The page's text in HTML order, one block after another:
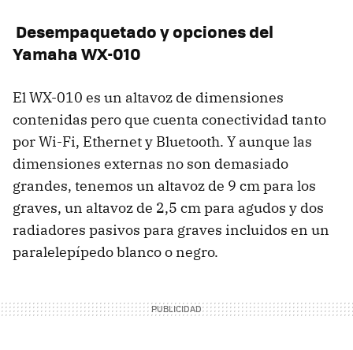
Desempaquetado y opciones del
Yamaha WX-010
El WX-010 es un altavoz de dimensiones
contenidas pero que cuenta conectividad tanto
por Wi-Fi, Ethernet y Bluetooth. Y aunque las
dimensiones externas no son demasiado
grandes, tenemos un altavoz de 9 cm para los
graves, un altavoz de 2,5 cm para agudos y dos
radiadores pasivos para graves incluidos en un
paralelepípedo blanco o negro.